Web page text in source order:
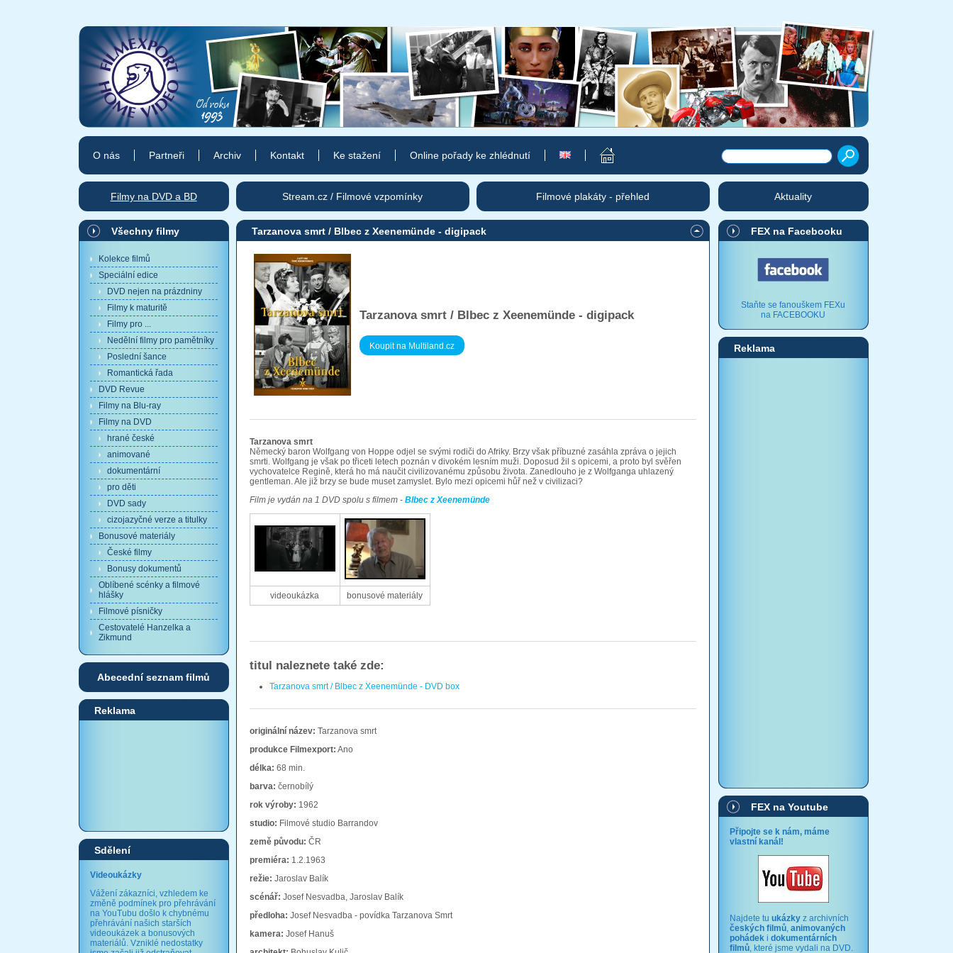
Tarzanova smrt / Blbec z Xeenemünde - digipack
Tarzanova smrt / Blbec z Xeenemünde - digipack
Koupit na Multiland.cz
Tarzanova smrt
Německý baron Wolfgang von Hoppe odjel se svými rodiči do Afriky. Brzy však příbuzné zasáhla zpráva o jejich
smrti. Wolfgang je však po třiceti letech poznán v divokém lesním muži. Doposud žil s opicemi, a proto byl svěřen
vychovatelce Regině, která ho má naučit civilizovanému způsobu života. Zanedlouho je z Wolfganga uhlazený
gentleman. Ale již brzy se bude muset zamyslet. Bylo mezi opicemi hůř než v civilizaci?
Film je vydán na 1 DVD spolu s filmem - Blbec z Xeenemünde
videoukázka bonusové materiály
titul naleznete také zde:
Tarzanova smrt / Blbec z Xeenemünde - DVD box
originální název: Tarzanova smrt
produkce Filmexport: Ano
délka: 68 min.
barva: černobílý
rok výroby: 1962
studio: Filmové studio Barrandov
země původu: ČR
premiéra: 1.2.1963
režie: Jaroslav Balík
scénář: Josef Nesvadba, Jaroslav Balík
předloha: Josef Nesvadba - povídka Tarzanova Smrt
kamera: Josef Hanuš
Všechny filmy
Kolekce filmů
Speciální edice
DVD nejen na prázdniny
Filmy k maturitě
Filmy pro ...
Nedělní filmy pro pamětníky
Poslední šance
Romantická řada
DVD Revue
Filmy na Blu-ray
Filmy na DVD
hrané české
animované
dokumentární
pro děti
DVD sady
cizojazyčné verze a titulky
Bonusové materiály
České filmy
Bonusy dokumentů
Oblíbené scénky a filmové
hlášky
Filmové písničky
Cestovatelé Hanzelka a
Zikmund
Abecední seznam filmů
Reklama
Sdělení
Videoukázky
Vážení zákazníci, vzhledem ke
změně podmínek pro přehrávání
na YouTubu došlo k chybnému
přehrávání našich starších
videoukázek a bonusových
materiálů. Vzniklé nedostatky
FEX na Facebooku
Staňte se fanouškem FEXu
na FACEBOOKU
Reklama
FEX na Youtube
Připojte se k nám, máme
vlastní kanál!
Najdete tu ukázkyz archivních
českých filmů, animovaných
pohádeki dokumentárních
filmů, které jsme vydali na DVD.
O nás Partneři Archiv Kontakt Ke stažení Online pořady ke zhlédnutí
Filmy na DVD a BD Stream.cz / Filmové vzpomínky Filmové plakáty - přehled Aktuality